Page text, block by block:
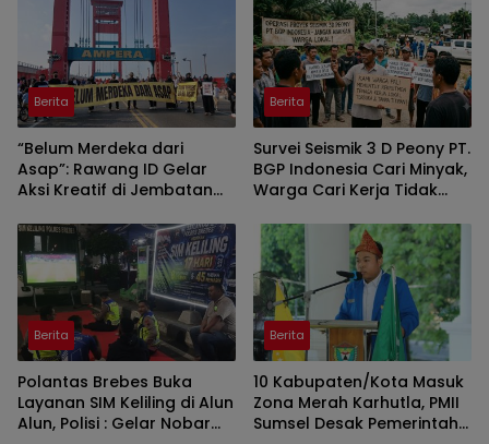
Berita
“Belum Merdeka dari
Asap”: Rawang ID Gelar
Aksi Kreatif di Jembatan
Berita
Survei Seismik 3 D Peony PT.
BGP Indonesia Cari Minyak,
Warga Cari Kerja Tidak
Berita
Polantas Brebes Buka
Layanan SIM Keliling di Alun
Alun, Polisi : Gelar Nobar
Berita
10 Kabupaten/Kota Masuk
Zona Merah Karhutla, PMII
Sumsel Desak Pemerintah